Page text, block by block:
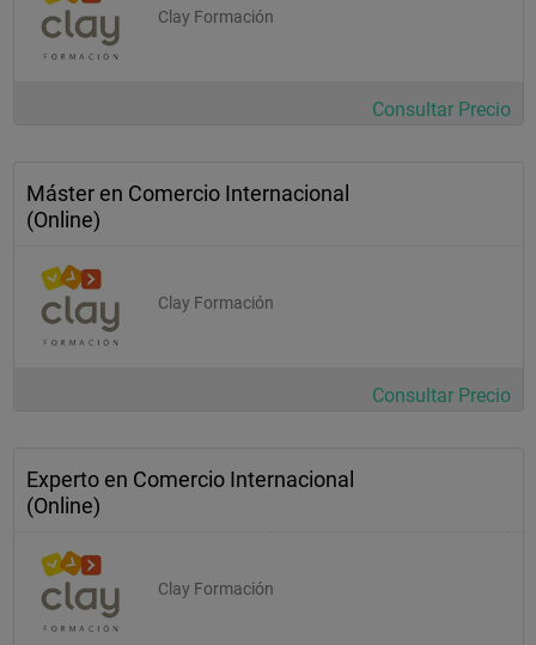
Clay Formación
Consultar Precio
Máster en Comercio Internacional
(Online)
Clay Formación
Consultar Precio
Experto en Comercio Internacional
(Online)
Clay Formación